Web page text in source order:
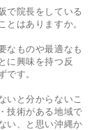
で院長をしている
とはありますか。
なものや最適なも
に興味を持つ反
です。
いと分からないこ
技術がある地域で
い、と思い沖縄か